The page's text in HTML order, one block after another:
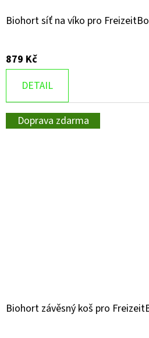
Biohort síť na víko pro
879 Kč
DETAIL
Doprava zdarma
Biohort závěsný koš pro